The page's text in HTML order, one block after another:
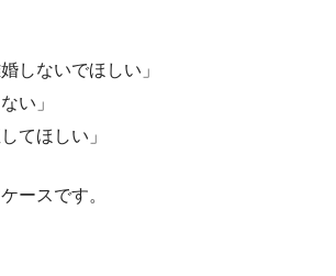
しないでほしい」
い」
てほしい」
ースです。